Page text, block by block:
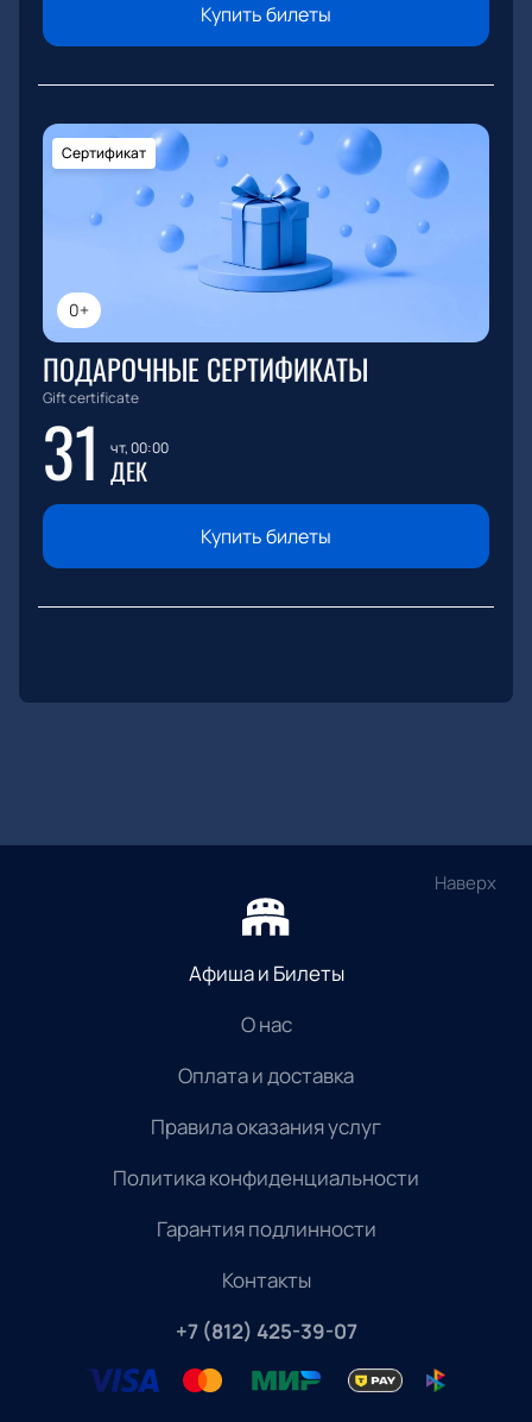
Купить билеты
0+
Сертификат
ПОДАРОЧНЫЕ СЕРТИФИКАТЫ
Gift certificate
31 чт, 00:00
ДЕК
Купить билеты
Наверх
Афиша и Билеты
О нас
Оплата и доставка
Правила оказания услуг
Политика конфиденциальности
Гарантия подлинности
Контакты
+7 (812) 425-39-07